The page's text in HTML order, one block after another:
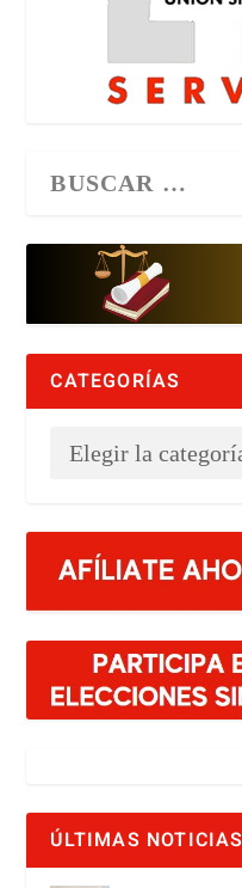
CATEGORÍAS
ÚLTIMAS NOTICIAS